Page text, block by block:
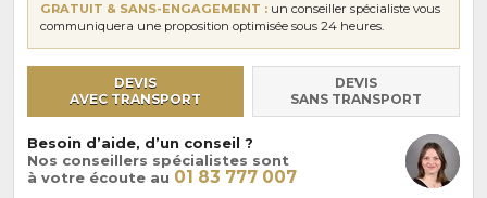
GRATUIT & SANS-ENGAGEMENT : un conseiller spécialiste vous
communiquera une proposition optimisée sous 24 heures.
DEVIS
AVEC TRANSPORT
DEVIS
SANS TRANSPORT
Besoin d’aide, d’un conseil ?
Nos conseillers spécialistes sont
à votre écoute au 01 83 777 007